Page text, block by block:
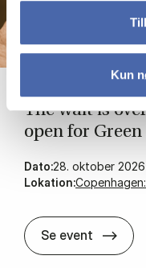
Kun
The wait is
open for
Dato:28. oktober 2026
Lokation:
Se event The